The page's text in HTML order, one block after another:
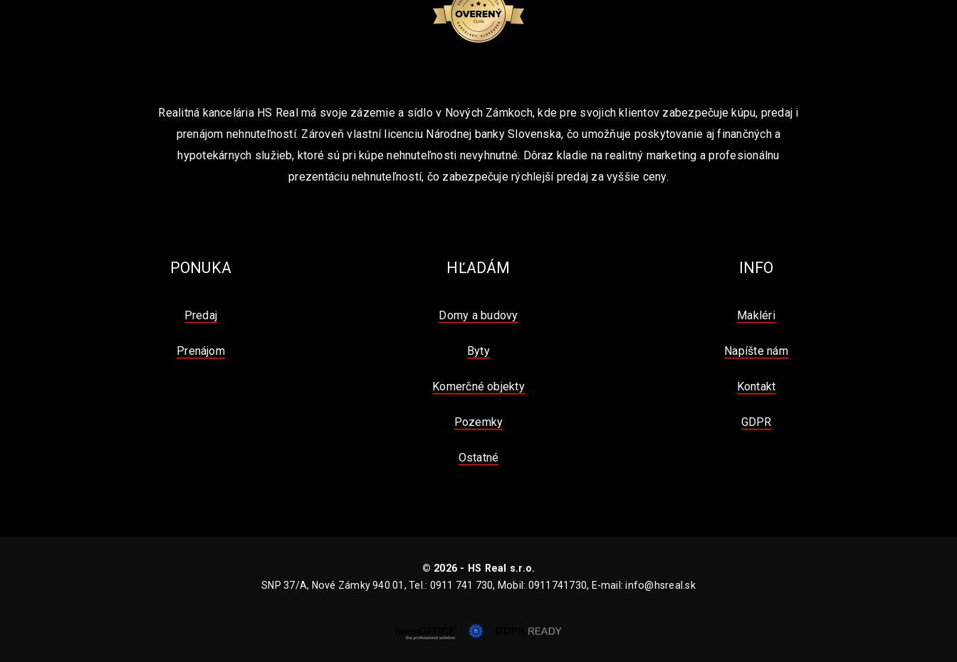
Realitná kancelária HS Real má svoje zázemie a sídlo v Nových Zámkoch, kde pre svojich klientov zabezpečuje kúpu, predaj i
prenájom nehnuteľností. Zároveň vlastní licenciu Národnej banky Slovenska, čo umožňuje poskytovanie aj finančných a
hypotekárnych služieb, ktoré sú pri kúpe nehnuteľnosti nevyhnutné. Dôraz kladie na realitný marketing a profesionálnu
prezentáciu nehnuteľností, čo zabezpečuje rýchlejší predaj za vyššie ceny.
PONUKA
Predaj
Prenájom
HĽADÁM
Domy a budovy
Byty
Komerčné objekty
Pozemky
Ostatné
INFO
Makléri
Napíšte nám
Kontakt
GDPR
© 2026 - HS Real s.r.o.
SNP 37/A, Nové Zámky 940 01, Tel.: 0911 741 730, Mobil: 0911741730, E-mail: info@hsreal.sk